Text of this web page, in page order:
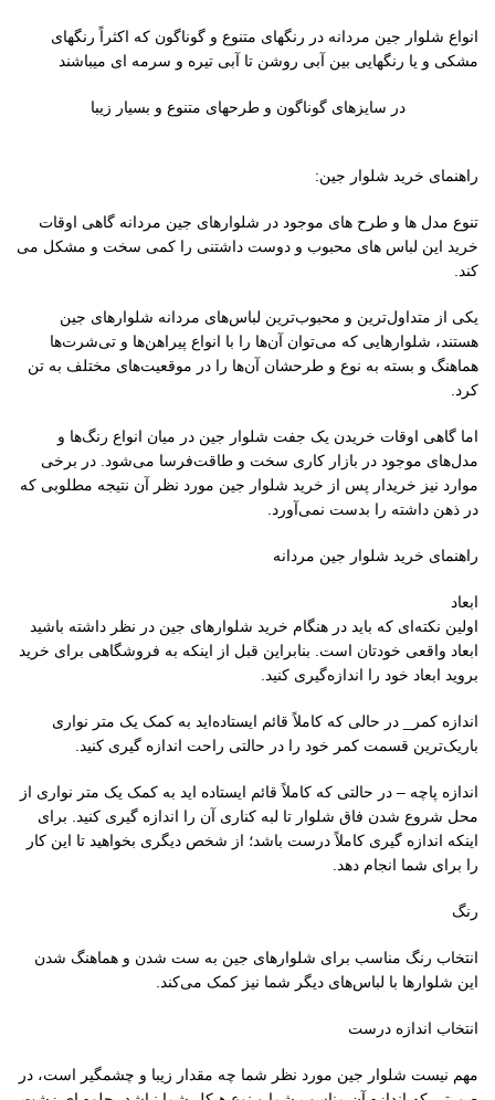
انواع شلوار جین مردانه در رنگهای متنوع و گوناگون که اکثراً رنگهای
مشکی و یا رنگهایی بین آبی روشن تا آبی تیره و سرمه ای میباشند
در سایزهای گوناگون و طرحهای متنوع و بسیار زیبا
راهنمای خرید شلوار جین:
تنوع مدل ها و طرح های موجود در شلوارهای جین مردانه گاهی اوقات
خرید این لباس های محبوب و دوست داشتنی را کمی سخت و مشکل می
کند.
یکی از متداول‌ترین و محبوب‌ترین لباس‌های مردانه شلوارهای جین
هستند، شلوارهایی که می‌توان آن‌ها را با انواع پیراهن‌ها و تی‌شرت‌ها
هماهنگ و بسته به نوع و طرحشان آن‌ها را در موقعیت‌های مختلف به تن
کرد.
اما گاهی اوقات خریدن یک جفت شلوار جین در میان انواع رنگ‌ها و
مدل‌های موجود در بازار کاری سخت و طاقت‌فرسا می‌شود. در برخی
موارد نیز خریدار پس از خرید شلوار جین مورد نظر آن نتیجه مطلوبی که
در ذهن داشته را بدست نمی‌آورد.
راهنمای خرید شلوار جین مردانه
ابعاد
اولین نکته‌ای که باید در هنگام خرید شلوارهای جین در نظر داشته باشید
ابعاد واقعی خودتان است. بنابراین قبل از اینکه به فروشگاهی برای خرید
بروید ابعاد خود را اندازه‌گیری کنید.
اندازه کمر_ در حالی که کاملاً قائم ایستاده‌اید به کمک یک متر نواری
باریک‌ترین قسمت کمر خود را در حالتی راحت اندازه گیری کنید.
اندازه پاچه – در حالتی که کاملاً قائم ایستاده اید به کمک یک متر نواری از
محل شروع شدن فاق شلوار تا لبه کناری آن را اندازه گیری کنید. برای
اینکه اندازه گیری کاملاً درست باشد؛ از شخص دیگری بخواهید تا این کار
را برای شما انجام دهد.
رنگ
انتخاب رنگ مناسب برای شلوارهای جین به ست شدن و هماهنگ شدن
این شلوارها با لباس‌های دیگر شما نیز کمک می‌کند.
انتخاب اندازه درست
مهم نیست شلوار جین مورد نظر شما چه مقدار زیبا و چشمگیر است، در